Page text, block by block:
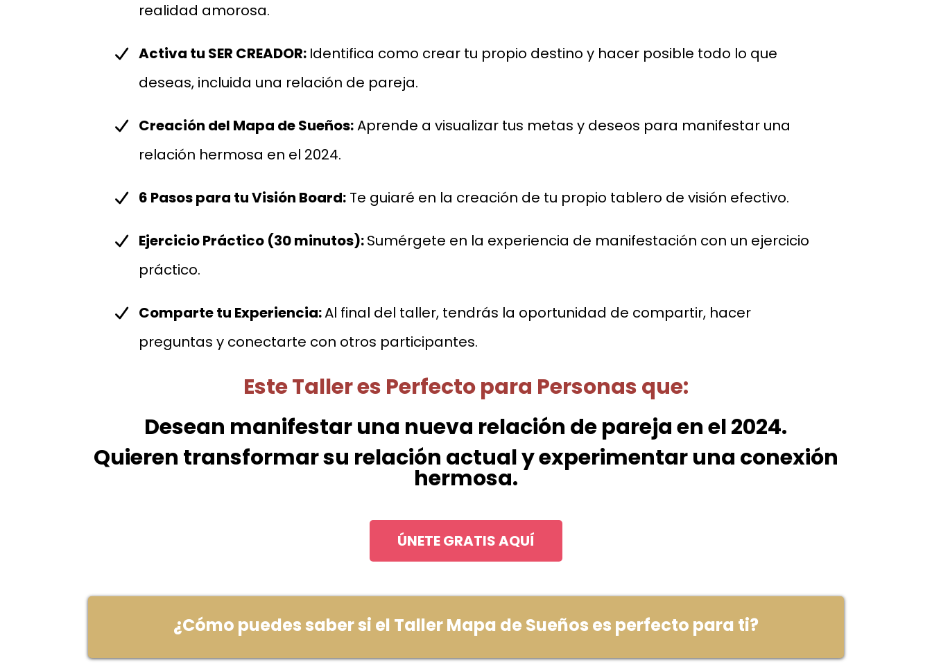
realidad amorosa.
Activa tu SER CREADOR: Identifica como crear tu propio destino y hacer posible todo lo que
deseas, incluida una relación de pareja.
Creación del Mapa de Sueños:Aprende a visualizar tus metas y deseos para manifestar una
relación hermosa en el 2024.
6 Pasos para tu Visión Board:Te guiaré en la creación de tu propio tablero de visión efectivo.
Ejercicio Práctico (30 minutos):Sumérgete en la experiencia de manifestación con un ejercicio
práctico.
Comparte tu Experiencia:Al final del taller, tendrás la oportunidad de compartir, hacer
preguntas y conectarte con otros participantes.
Este Taller es Perfecto para Personas que:
Desean manifestar una nueva relación de pareja en el 2024.
Quieren transformar su relación actual y experimentar una conexión
hermosa.
ÚNETE GRATIS AQUÍ
¿Cómo puedes saber si el Taller Mapa de Sueños es perfecto para ti?